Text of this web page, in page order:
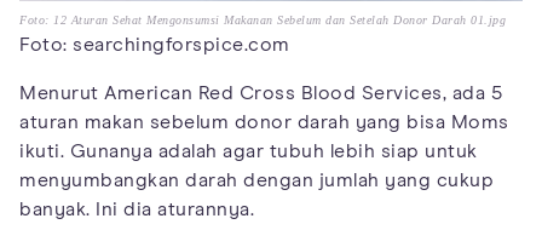
Foto: 12 Aturan Sehat Mengonsumsi Makanan Sebelum dan Setelah Donor Darah 01.jpg
Foto: searchingforspice.com
Menurut American Red Cross Blood Services, ada 5
aturan makan sebelum donor darah yang bisa Moms
ikuti. Gunanya adalah agar tubuh lebih siap untuk
menyumbangkan darah dengan jumlah yang cukup
banyak. Ini dia aturannya.